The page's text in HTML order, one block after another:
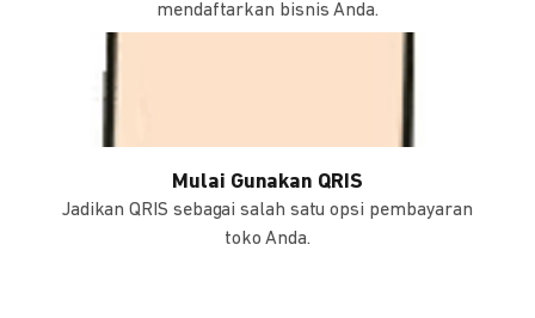
mendaftarkan bisnis Anda.
Mulai Gunakan QRIS
Jadikan QRIS sebagai salah satu opsi pembayaran
toko Anda.